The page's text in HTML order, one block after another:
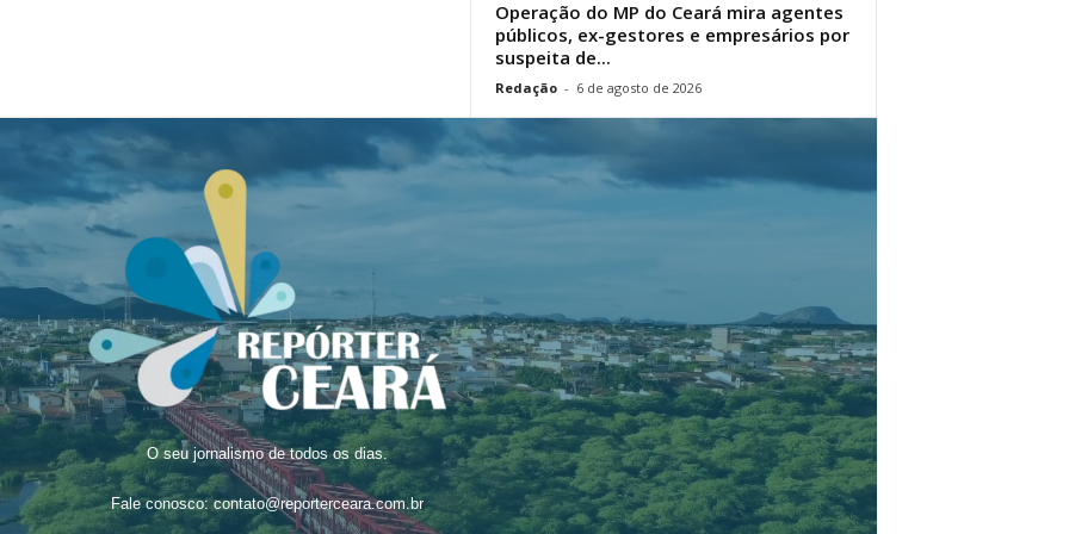
Operação do MP do Ceará mira agentes
públicos, ex-gestores e empresários por
suspeita de...
Redação - 6 de agosto de 2026
O seu jornalismo de todos os dias.
Fale conosco:contato@reporterceara.com.br